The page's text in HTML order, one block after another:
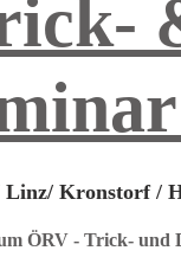
Linz/ Kronstorf /
ÖRV - Trick- und